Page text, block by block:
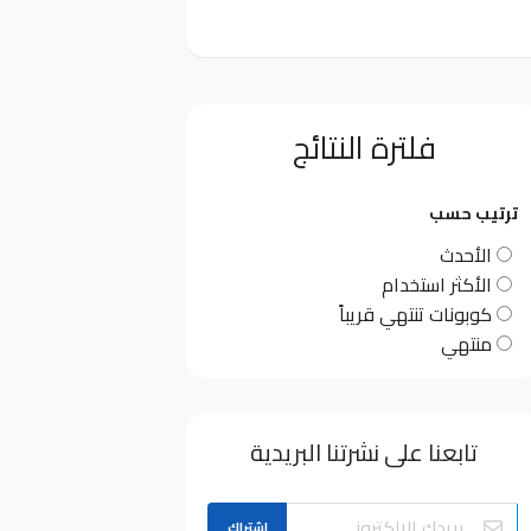
فلترة النتائج
ترتيب حسب
الأحدث
الأكثر استخدام
كوبونات تنتهي قريباً
منتهي
تابعنا على نشرتنا البريدية